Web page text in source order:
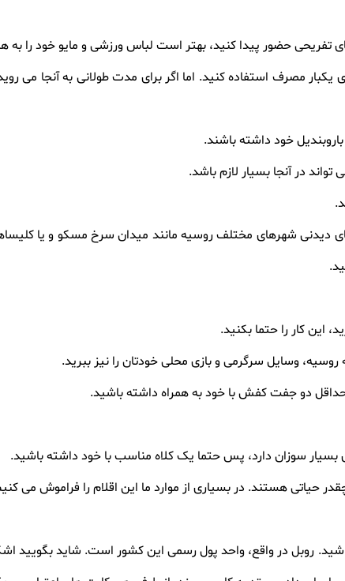
تفریحی حضور پیدا کنید، بهتر است لباس ورزشی و مایو خود را به
یکبار مصرف استفاده کنید. اما اگر برای مدت طولانی به آنجا می
خود داشته باشند.
در آنجا بسیار لازم باشد.
.
های دیدنی شهرهای مختلف روسیه مانند میدان سرخ مسکو و یا
.
این کار را حتما بکنید.
روسیه، وسایل سرگرمی و بازی محلی خودتان را نیز ببرید.
دو جفت کفش با خود به همراه داشته باشید.
سوزان دارد، پس حتما یک کلاه مناسب با خود داشته باشید.
حیاتی هستند. در بسیاری از موارد ما این اقلام را فراموش می
روبل در واقع، واحد پول رسمی این کشور است. شاید بگویید